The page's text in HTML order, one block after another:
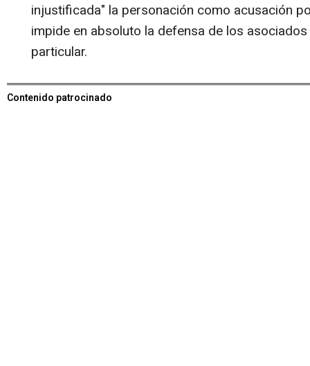
injustificada" la personación como acusación
impide en absoluto la defensa de los
particular.
Contenido patrocinado